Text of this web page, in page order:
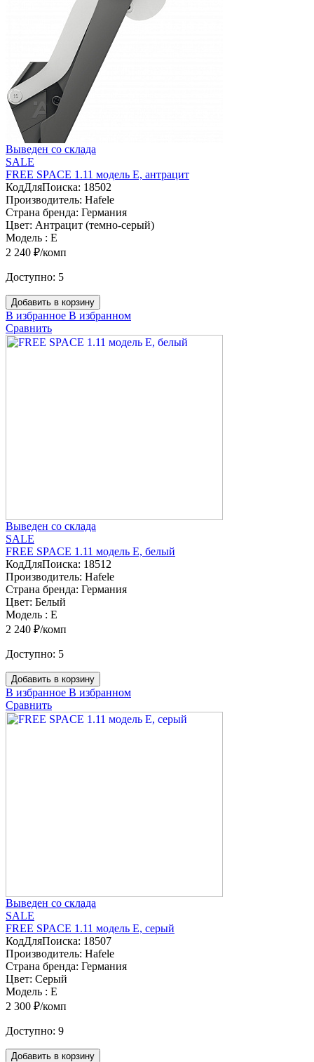
Выведен со склада
SALE
FREE SPACE 1.11 модель E, антрацит
КодДляПоиска: 18502
Производитель: Hafele
Страна бренда: Германия
Цвет: Антрацит (темно-серый)
Модель : E
2 240 ₽/комп
Доступно: 5
Добавить в корзину
В избранное В избранном
Сравнить
Выведен со склада
SALE
FREE SPACE 1.11 модель E, белый
КодДляПоиска: 18512
Производитель: Hafele
Страна бренда: Германия
Цвет: Белый
Модель : E
2 240 ₽/комп
Доступно: 5
Добавить в корзину
В избранное В избранном
Сравнить
Выведен со склада
SALE
FREE SPACE 1.11 модель E, серый
КодДляПоиска: 18507
Производитель: Hafele
Страна бренда: Германия
Цвет: Серый
Модель : E
2 300 ₽/комп
Доступно: 9
Добавить в корзину